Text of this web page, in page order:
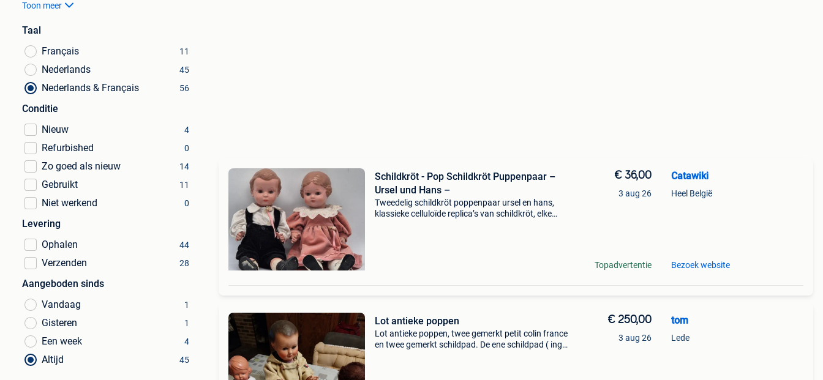
Toon meer
Taal
Français
11
Nederlands 45
Nederlands & Français 56
Conditie
Nieuw
4
Refurbished 0
Zo goed als nieuw 14
Gebruikt 11
Niet werkend 0
Levering
Ophalen
44
Verzenden 28
Aangeboden sinds
Vandaag
1
Gisteren 1
Een week 4
Altijd 45
Schildkröt - Pop Schildkröt Puppenpaar –
Ursel und Hans –
Tweedelig schildkröt poppenpaar ursel en hans,
klassieke celluloïde replica’s van schildkröt, elke
€ 36,00
3 aug 26
Topadvertentie
Catawiki
Heel België
Bezoek website
Lot antieke poppen
Lot antieke poppen, twee gemerkt petit colin france
en twee gemerkt schildpad. De ene schildpad ( inge
€ 250,00
3 aug 26
tom
Lede